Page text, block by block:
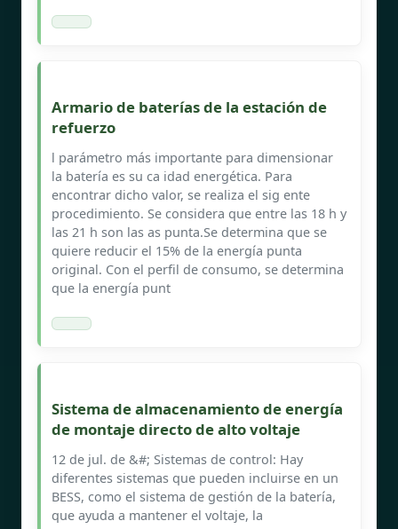
Armario de baterías de la estación de
refuerzo
l parámetro más importante para dimensionar
la batería es su ca idad energética. Para
encontrar dicho valor, se realiza el sig ente
procedimiento. Se considera que entre las 18 h y
las 21 h son las as punta.Se determina que se
quiere reducir el 15% de la energía punta
original. Con el perfil de consumo, se determina
que la energía punt
Sistema de almacenamiento de energía
de montaje directo de alto voltaje
12 de jul. de &#; Sistemas de control: Hay
diferentes sistemas que pueden incluirse en un
BESS, como el sistema de gestión de la batería,
que ayuda a mantener el voltaje, la